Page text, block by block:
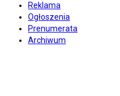
Reklama
Ogłoszenia
Prenumerata
Archiwum